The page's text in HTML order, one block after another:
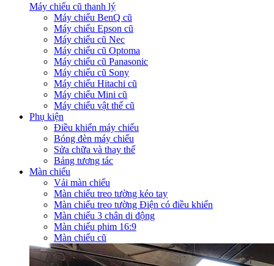
Máy chiếu cũ thanh lý
Máy chiếu BenQ cũ
Máy chiếu Epson cũ
Máy chiếu cũ Nec
Máy chiếu cũ Optoma
Máy chiếu cũ Panasonic
Máy chiếu cũ Sony
Máy chiếu Hitachi cũ
Máy chiếu Mini cũ
Máy chiếu vật thể cũ
Phụ kiện
Điều khiển máy chiếu
Bóng đèn máy chiếu
Sửa chữa và thay thế
Bảng tương tác
Màn chiếu
Vải màn chiếu
Màn chiếu treo tường kéo tay
Màn chiếu treo tường Điện có điều khiển
Màn chiếu 3 chân di động
Màn chiếu phim 16:9
Màn chiếu cũ